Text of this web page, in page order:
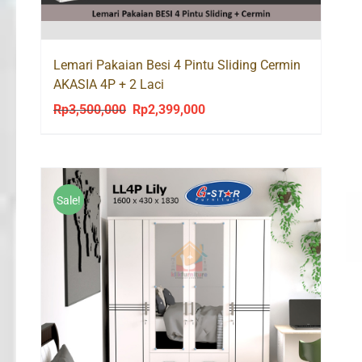
Lemari Pakaian Besi 4 Pintu Sliding Cermin
AKASIA 4P + 2 Laci
Rp3,500,000
Original
Rp2,399,000Current
Rp2,399,000.
Sale!